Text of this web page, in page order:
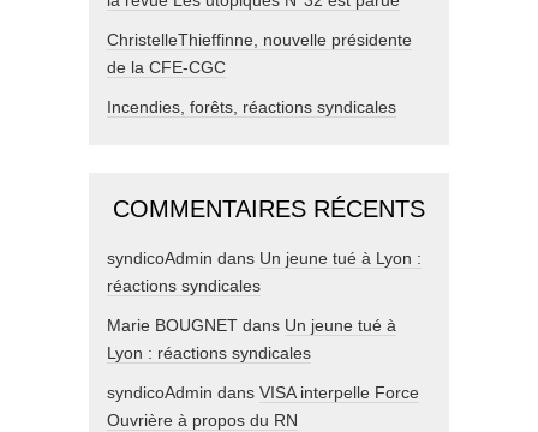
ChristelleThieffinne, nouvelle présidente
de la CFE-CGC
Incendies, forêts, réactions syndicales
COMMENTAIRES RÉCENTS
syndicoAdmin dans Un jeune tué à Lyon :
réactions syndicales
Marie BOUGNET dans Un jeune tué à
Lyon : réactions syndicales
syndicoAdmin dans VISA interpelle Force
Ouvrière à propos du RN